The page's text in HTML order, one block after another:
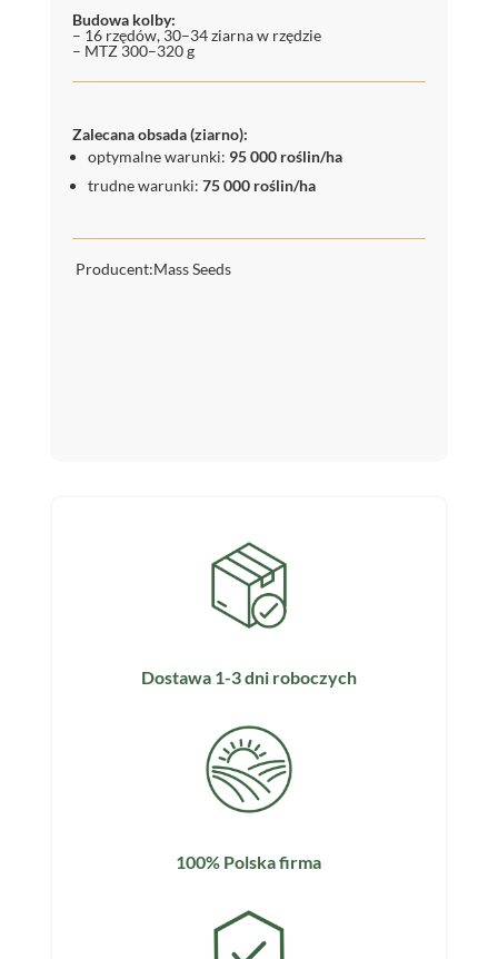
Budowa kolby:
– 16 rzędów, 30–34 ziarna w rzędzie
– MTZ 300–320 g
Zalecana obsada (ziarno):
optymalne warunki: 95 000 roślin/ha
trudne warunki: 75 000 roślin/ha
Producent:Mass Seeds
Dostawa 1-3 dni roboczych
100% Polska firma